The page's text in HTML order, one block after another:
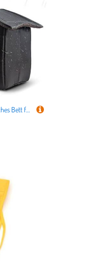
Pet Supplies Haustierzelt, weiches Bett für Hund & für Bett, warme Höhle, Nest Käfig für Katzen und kleine Hunde